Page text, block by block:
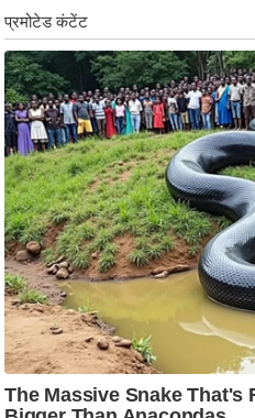
ज
न
ज
ग
त
बॉ
ली
वु
ड
हॉ
ली
वु
ड
फि